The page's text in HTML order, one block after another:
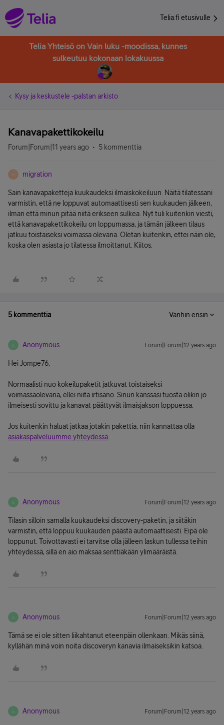
Telia.fi etusivulle
Telia Yhteisö on Vain luku -moodissa, kunnes
sulkeutuu kokonaan lokakuussa
Kysy ja keskustele -palstan arkisto
Kanavapakettikokeilu
Forum|Forum|11 years ago 5 kommenttia
M migration
Sain kanavapaketteja kuukaudeksi ilmaiskokeiluun. Näitä tilatessani
varmistin, että ne loppuvat automaattisesti sen kuukauden jälkeen,
ilman että minun pitää niitä erikseen sulkea. Nyt tuli kuitenkin viesti,
että kanavapakettikokeilu on loppumassa, ja tämän jälkeen tilaus
jatkuu toistaiseksi voimassa olevana. Oletan kuitenkin, ettei näin ole,
koska olen asiasta jo tilatessa ilmoittanut. Kiitos.
5 kommenttia Vanhin ensin
A Anonymous Forum|Forum|12 years ago
Hei Jompe76,
Normaalisti nuo kokeilupaketit jatkuvat toistaiseksi
voimassaolevana, ellei niitä irtisano. Sinun kanssasi tuosta olikin jo
ilmeisesti sovittu ja kanavat päättyvät ilmaisjakson loppuessa.
Jos kuitenkin haluat jatkaa jotakin pakettia, niin kannattaa olla
asiakaspalveluumme yhteydessä
A Anonymous Forum|Forum|12 years ago
Tilasin silloin samalla kuukaudeksi discovery-paketin, ja siitäkin
varmistin, että loppuu kuukauden päästä automaattisesti. Eipä ole
loppunut. Toivottavasti ei tarvitse olla jälleen laskun tullessa teihin
yhteydessä, sillä en aio maksaa senttiäkään ylimääräistä.
A Anonymous Forum|Forum|12 years ago
Tämä se ei ole sitten liikahtanut eteenpäin ollenkaan. Mikäs siinä,
kyllähän minä voin noita discoveryn kanavia ilmaiseksikin katsoa.
A Anonymous Forum|Forum|12 years ago